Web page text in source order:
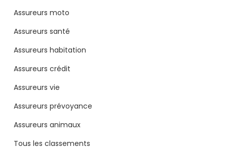
Assureurs moto
Assureurs santé
Assureurs habitation
Assureurs crédit
Assureurs vie
Assureurs prévoyance
Assureurs animaux
Tous les classements